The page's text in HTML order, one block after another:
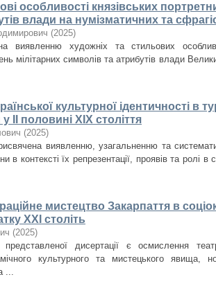
особливості князівських
влади на нумізматичних та
(2025)
виявленню художніх та стильових
мілітарних символів та атрибутів влади
культурної ідентичності в
ІІ половині XIX століття
(2025)
виявленню, узагальненню та
в контексті їх репрезентації, проявів та ролі в
мистецтво Закарпаття в
ХХІ століть
(2025)
дисертації є осмислення
культурного та мистецького явища,
...